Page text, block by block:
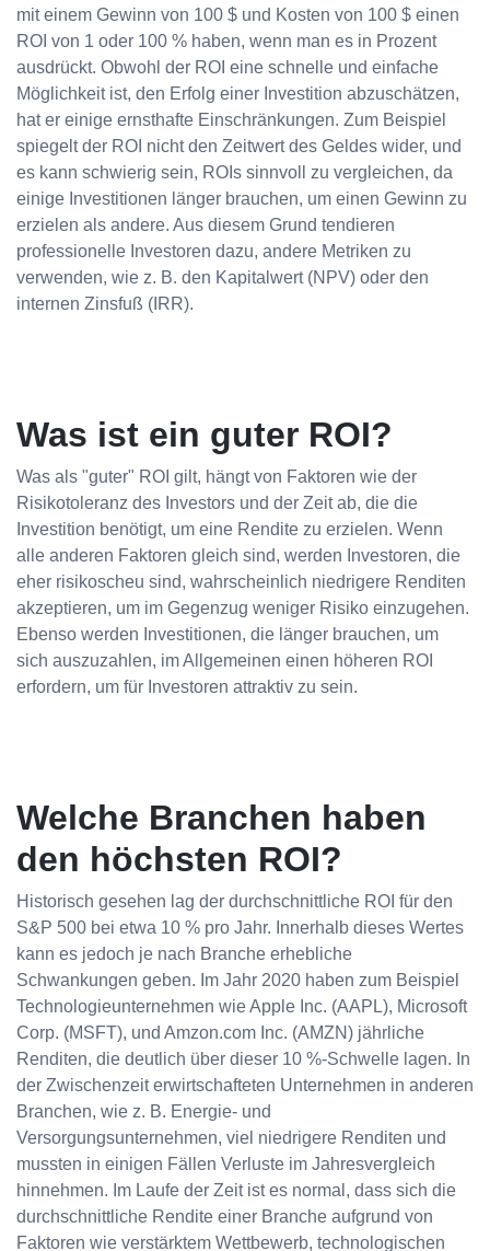
mit einem Gewinn von 100 $ und Kosten von 100 $ einen
ROI von 1 oder 100 % haben, wenn man es in Prozent
ausdrückt. Obwohl der ROI eine schnelle und einfache
Möglichkeit ist, den Erfolg einer Investition abzuschätzen,
hat er einige ernsthafte Einschränkungen. Zum Beispiel
spiegelt der ROI nicht den Zeitwert des Geldes wider, und
es kann schwierig sein, ROIs sinnvoll zu vergleichen, da
einige Investitionen länger brauchen, um einen Gewinn zu
erzielen als andere. Aus diesem Grund tendieren
professionelle Investoren dazu, andere Metriken zu
verwenden, wie z. B. den Kapitalwert (NPV) oder den
internen Zinsfuß (IRR).
Was ist ein guter ROI?
Was als "guter" ROI gilt, hängt von Faktoren wie der
Risikotoleranz des Investors und der Zeit ab, die die
Investition benötigt, um eine Rendite zu erzielen. Wenn
alle anderen Faktoren gleich sind, werden Investoren, die
eher risikoscheu sind, wahrscheinlich niedrigere Renditen
akzeptieren, um im Gegenzug weniger Risiko einzugehen.
Ebenso werden Investitionen, die länger brauchen, um
sich auszuzahlen, im Allgemeinen einen höheren ROI
erfordern, um für Investoren attraktiv zu sein.
Welche Branchen haben
den höchsten ROI?
Historisch gesehen lag der durchschnittliche ROI für den
S&P 500 bei etwa 10 % pro Jahr. Innerhalb dieses Wertes
kann es jedoch je nach Branche erhebliche
Schwankungen geben. Im Jahr 2020 haben zum Beispiel
Technologieunternehmen wie Apple Inc. (AAPL), Microsoft
Corp. (MSFT), und Amzon.com Inc. (AMZN) jährliche
Renditen, die deutlich über dieser 10 %-Schwelle lagen. In
der Zwischenzeit erwirtschafteten Unternehmen in anderen
Branchen, wie z. B. Energie- und
Versorgungsunternehmen, viel niedrigere Renditen und
mussten in einigen Fällen Verluste im Jahresvergleich
hinnehmen. Im Laufe der Zeit ist es normal, dass sich die
durchschnittliche Rendite einer Branche aufgrund von
Faktoren wie verstärktem Wettbewerb, technologischen